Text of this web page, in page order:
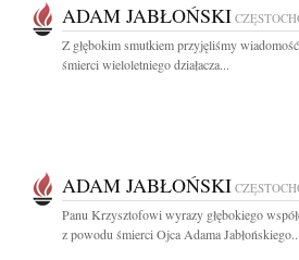
ADAM JABŁOŃSKI
Z głębokim smutkiem przyjęliśmy
śmierci wieloletniego działacza...
ADAM JABŁOŃSKI
Panu Krzysztofowi wyrazy głębokiego
z powodu śmierci Ojca Adama Jabłońskiego...